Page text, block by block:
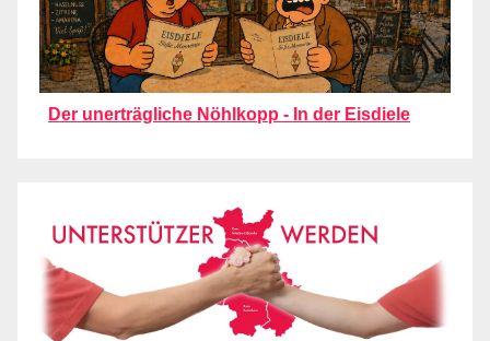
Der unerträgliche Nöhlkopp - In der Eisdiele